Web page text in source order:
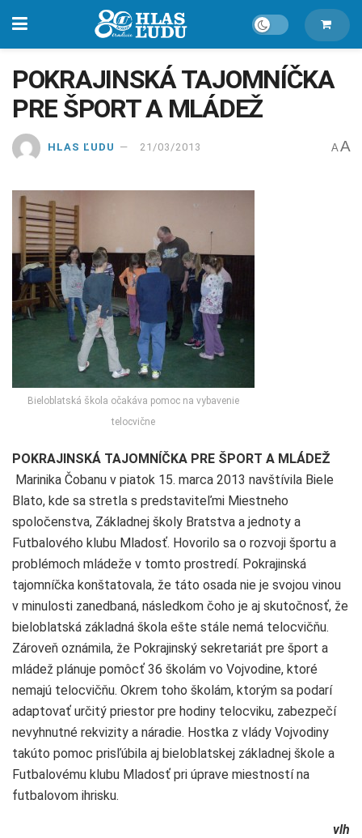
POKRAJINSKÁ TAJOMNÍČKA
PRE ŠPORT A MLÁDEŽ
HLAS ĽUDU 21/03/2013 A A
Bieloblatská škola očakáva pomoc na vybavenie
telocvične
POKRAJINSKÁ TAJOMNÍČKA PRE ŠPORT A MLÁDEŽ
Marinika Čobanu v piatok 15. marca 2013 navštívila Biele
Blato, kde sa stretla s predstaviteľmi Miestneho
spoločenstva, Základnej školy Bratstva a jednoty a
Futbalového klubu Mladosť. Hovorilo sa o rozvoji športu a
problémoch mládeže v tomto prostredí. Pokrajinská
tajomníčka konštatovala, že táto osada nie je svojou vinou
v minulosti zanedbaná, následkom čoho je aj skutočnosť, že
bieloblatská základná škola ešte stále nemá telocvičňu.
Zároveň oznámila, že Pokrajinský sekretariát pre šport a
mládež plánuje pomôcť 36 školám vo Vojvodine, ktoré
nemajú telocvičňu. Okrem toho školám, ktorým sa podarí
adaptovať určitý priestor pre hodiny telocviku, zabezpečí
nevyhnutné rekvizity a náradie. Hostka z vlády Vojvodiny
takúto pomoc prisľúbila aj bieloblatskej základnej škole a
Futbalovému klubu Mladosť pri úprave miestností na
futbalovom ihrisku.
vlh